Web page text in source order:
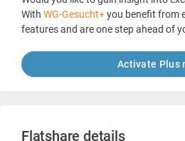
With WG-Gesucht+you benefit from
features and are one step ahead of
Activate Plus
Flatshare details